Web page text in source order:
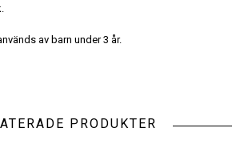
av barn under 3 år.
PRODUKTER